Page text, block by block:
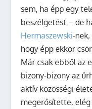
sem, ha épp egy
beszélgetést – de
Hermaszewski-
hogy épp ekkor
Már csak ebből az
bizony-bizony az
aktív közösségi
megerősítette,